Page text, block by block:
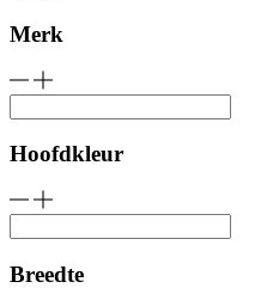
Merk
Hoofdkleur
Breedte